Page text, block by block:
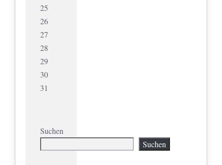
25
26
27
28
29
30
31
Suchen
Suchen